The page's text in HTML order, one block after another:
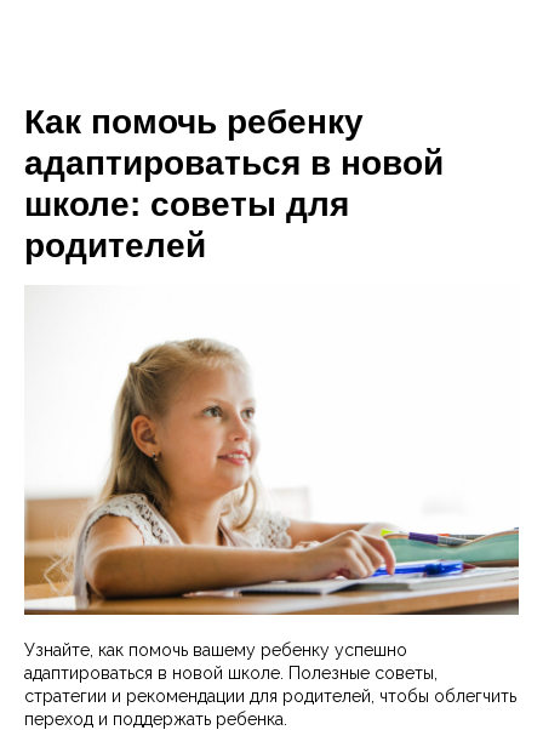
Как помочь ребенку
адаптироваться в новой
школе: советы для
родителей
Узнайте, как помочь вашему ребенку успешно
адаптироваться в новой школе. Полезные советы,
стратегии и рекомендации для родителей, чтобы облегчить
переход и поддержать ребенка.